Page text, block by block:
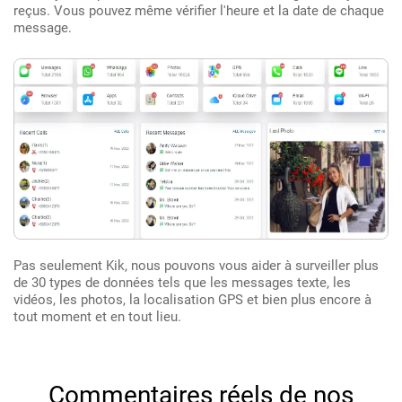
reçus. Vous pouvez même vérifier l'heure et la date de chaque
message.
Pas seulement Kik, nous pouvons vous aider à surveiller plus
de 30 types de données tels que les messages texte, les
vidéos, les photos, la localisation GPS et bien plus encore à
tout moment et en tout lieu.
Commentaires réels de nos